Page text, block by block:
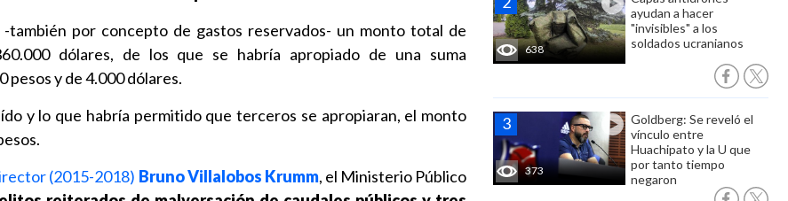
638
ayudan a hacer
"invisibles" a los
soldados ucranianos
373
Goldberg: Se reveló el
vínculo entre
Huachipato y la U que
por tanto tiempo
negaron
-también por concepto de gastos reservados- un monto total de
dólares, de los que se habría apropiado de una suma
pesos y de 4.000 dólares.
y lo que habría permitido que terceros se apropiaran, el monto
(2015-2018) Bruno Villalobos Krumm, el Ministerio Público